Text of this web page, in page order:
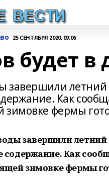
25 СЕНТЯБРЯ 2020, 09:06
будет в
завершили летний
Как
зимовке фермы
завершили летний
содержание. Как
зимовке фермы